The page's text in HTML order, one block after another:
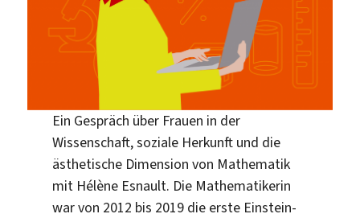
Ein Gespräch über Frauen in der
Wissenschaft, soziale Herkunft und die
ästhetische Dimension von Mathematik
mit Hélène Esnault. Die Mathematikerin
war von 2012 bis 2019 die erste Einstein-